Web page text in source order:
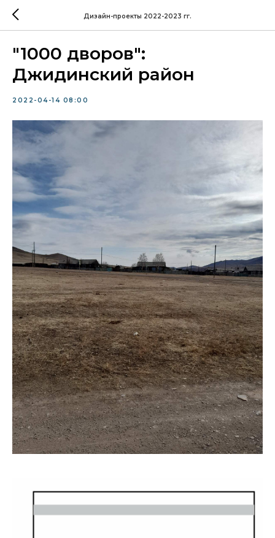
Дизайн-проекты 2022-2023 гг.
"1000 дворов":
Джидинский район
2022-04-14 08:00